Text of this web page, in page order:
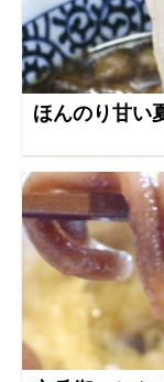
ほんのり甘い